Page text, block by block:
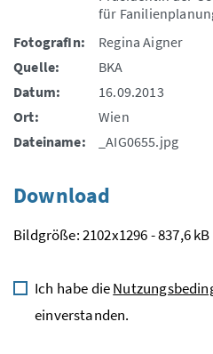
für
FotografIn:
Regina Aigner
Quelle:
BKA
Datum:
16.09.2013
Ort:
Wien
Dateiname:
_AIG0655.jpg
Download
Bildgröße: 2102x1296 - 837,6 kB
Ich habe die
einverstanden.